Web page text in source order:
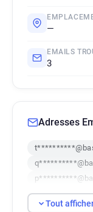
—
EMAILS
3
Adresses
Tout